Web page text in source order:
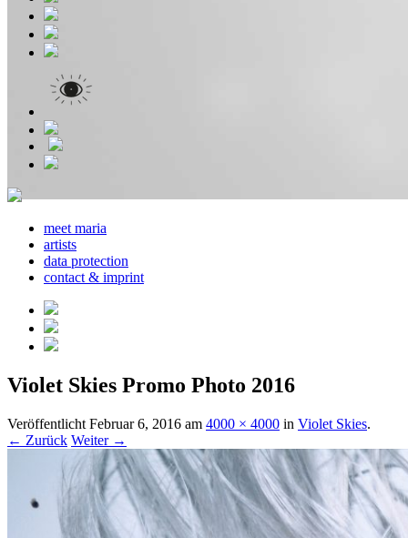
meet maria
artists
data protection
contact & imprint
Violet Skies Promo Photo 2016
Veröffentlicht Februar 6, 2016 am 4000 × 4000 in Violet Skies.
← Zurück Weiter →